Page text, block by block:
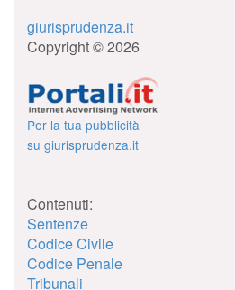
giurisprudenza.it
Copyright © 2026
Per la tua pubblicità
su giurisprudenza.it
Contenuti:
Sentenze
Codice Civile
Codice Penale
Tribunali